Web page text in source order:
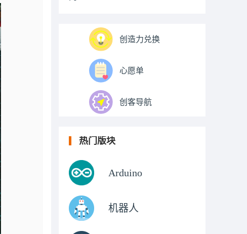
创造力兑换
心愿单
创客导航
热门版块
Arduino
机器人